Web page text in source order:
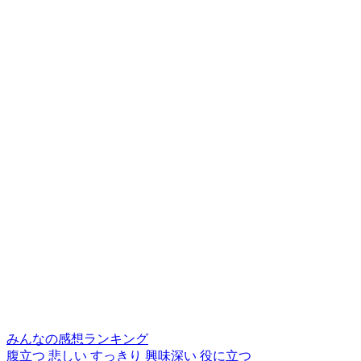
みんなの感想ランキング
腹立つ 悲しい すっきり 興味深い 役に立つ